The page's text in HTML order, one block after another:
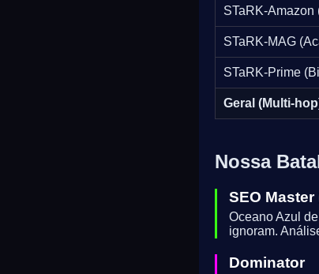
STaRK-Amazon
STaRK-MAG
STaRK-Prime
Geral (Multi-
Nossa
SEO
Oceano Azul
ignoram.
Dominator